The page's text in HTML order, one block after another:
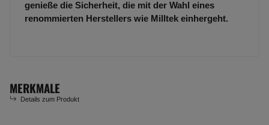
genieße die Sicherheit, die mit der Wahl eines
renommierten Herstellers wie Milltek einhergeht.
MERKMALE
Details zum Produkt